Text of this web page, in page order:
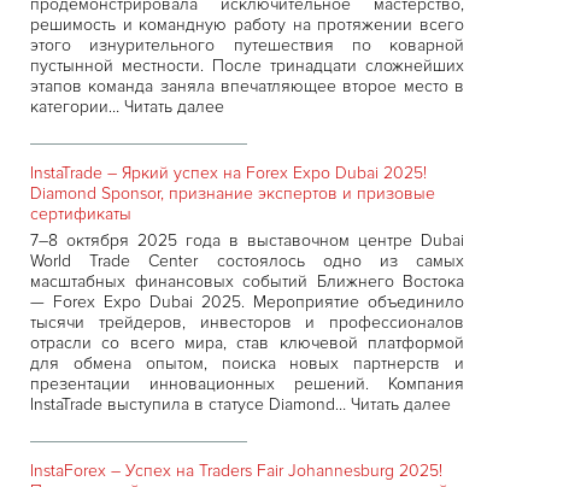
решимость и командную работу на протяжении всего
этого изнурительного путешествия по коварной
пустынной местности. После тринадцати сложнейших
этапов команда заняла впечатляющее второе место в
категории… Читать далее
InstaTrade – Яркий успех на Forex Expo Dubai 2025!
Diamond Sponsor, признание экспертов и призовые
сертификаты
7–8 октября 2025 года в выставочном центре Dubai
World Trade Center состоялось одно из самых
масштабных финансовых событий Ближнего Востока
— Forex Expo Dubai 2025. Мероприятие объединило
тысячи трейдеров, инвесторов и профессионалов
отрасли со всего мира, став ключевой платформой
для обмена опытом, поиска новых партнерств и
презентации инновационных решений. Компания
InstaTrade выступила в статусе Diamond… Читать далее
InstaForex – Успех на Traders Fair Johannesburg 2025!